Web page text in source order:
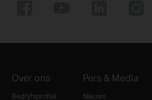
Over ons
Bedrijfsprofiel
Pers & Media
Nieuws